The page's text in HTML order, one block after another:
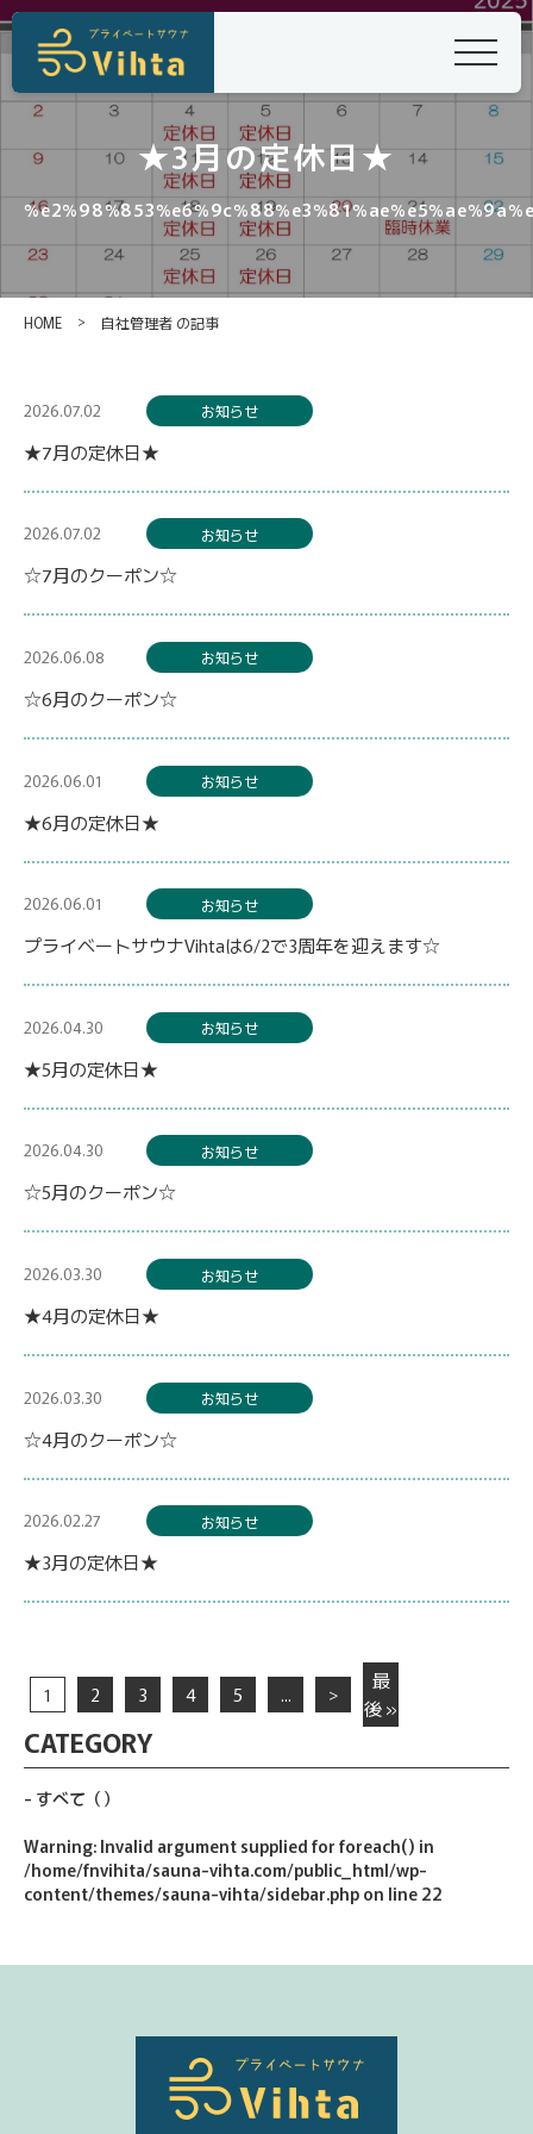
★3月の定休日★
HOME > 自社管理者 の記事
2026.07.02 お知らせ
★7月の定休日★
2026.07.02 お知らせ
☆7月のクーポン☆
2026.06.08 お知らせ
☆6月のクーポン☆
2026.06.01 お知らせ
★6月の定休日★
2026.06.01 お知らせ
プライベートサウナVihtaは6/2で3周年を迎えます☆
2026.04.30 お知らせ
★5月の定休日★
2026.04.30 お知らせ
☆5月のクーポン☆
2026.03.30 お知らせ
★4月の定休日★
2026.03.30 お知らせ
☆4月のクーポン☆
2026.02.27 お知らせ
★3月の定休日★
1 2 3 4 5 ... >
最
後 »
CATEGORY
すべて （）
Warning: Invalid argument supplied for foreach() in
/home/fnvihita/sauna-vihta.com/public_html/wp-
content/themes/sauna-vihta/sidebar.php on line 22